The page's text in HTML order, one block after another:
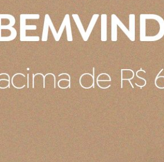
Le Creuset
de fabrica um pontinho no pote o
compra não falava sobre esse pequeno
Le Creuset Nectar 1,1 L